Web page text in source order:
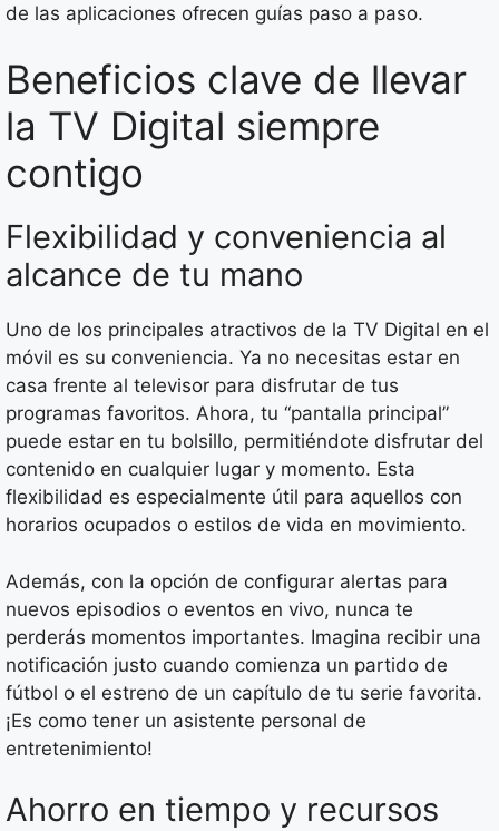
de las aplicaciones ofrecen guías paso a paso.
Beneficios clave de llevar
la TV Digital siempre
contigo
Flexibilidad y conveniencia al
alcance de tu mano
Uno de los principales atractivos de la TV Digital en el
móvil es su conveniencia. Ya no necesitas estar en
casa frente al televisor para disfrutar de tus
programas favoritos. Ahora, tu “pantalla principal”
puede estar en tu bolsillo, permitiéndote disfrutar del
contenido en cualquier lugar y momento. Esta
flexibilidad es especialmente útil para aquellos con
horarios ocupados o estilos de vida en movimiento.
Además, con la opción de configurar alertas para
nuevos episodios o eventos en vivo, nunca te
perderás momentos importantes. Imagina recibir una
notificación justo cuando comienza un partido de
fútbol o el estreno de un capítulo de tu serie favorita.
¡Es como tener un asistente personal de
entretenimiento!
Ahorro en tiempo y recursos